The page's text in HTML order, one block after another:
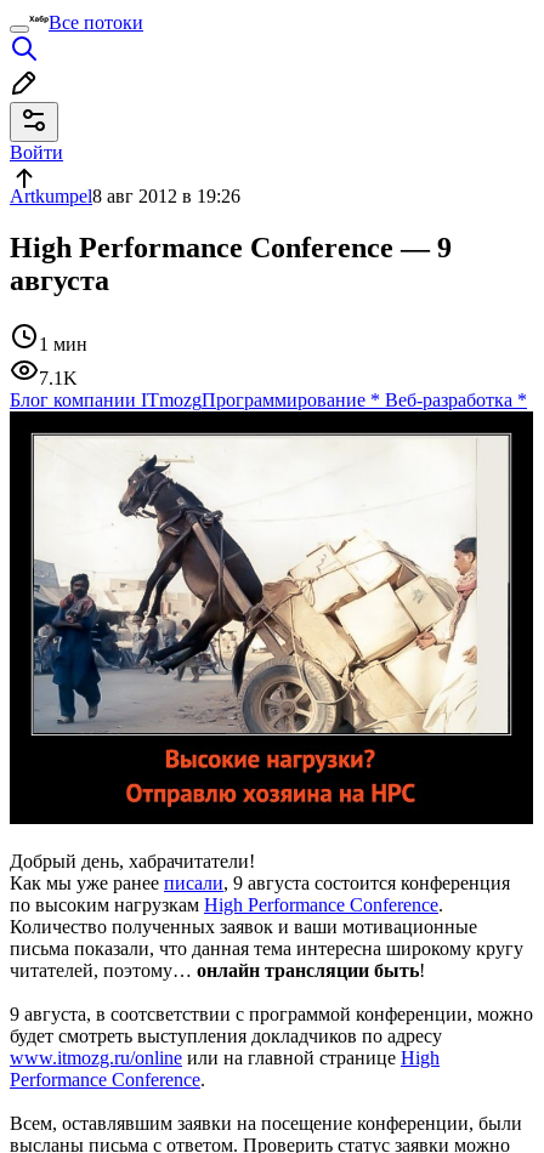
Все потоки
Войти
Artkumpel8 авг 2012 в 19:26
High Performance Conference — 9
августа
1 мин
7.1K
Блог компании ITmozgПрограммирование * Веб-разработка *
Добрый день, хабрачитатели!
Как мы уже ранее писали, 9 августа состоится конференция
по высоким нагрузкам High Performance Conference.
Количество полученных заявок и ваши мотивационные
письма показали, что данная тема интересна широкому кругу
читателей, поэтому… онлайн трансляции быть!
9 августа, в соотсветствии с программой конференции, можно
будет смотреть выступления докладчиков по адресу
www.itmozg.ru/online или на главной странице High
Performance Conference.
Всем, оставлявшим заявки на посещение конференции, были
высланы письма с ответом. Проверить статус заявки можно